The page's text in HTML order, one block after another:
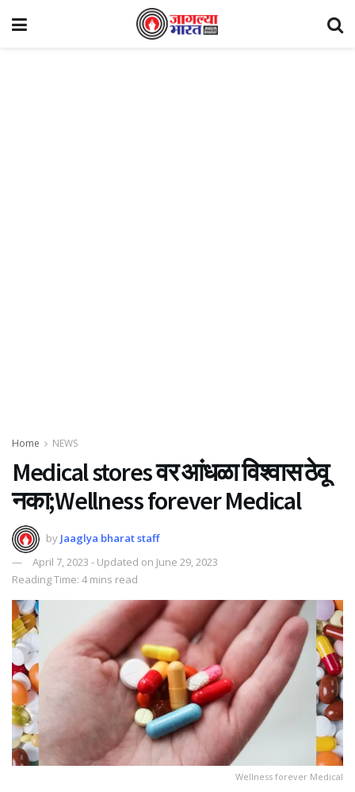
Home NEWS
Medical stores वर आंधळा विश्वास ठेवू
नका;Wellness forever Medical
by Jaaglya bharat staff
April 7, 2023 - Updated on June 29, 2023
Reading Time: 4 mins read
Wellness forever Medical